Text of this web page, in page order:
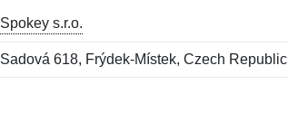
Spokey s.r.o.
Sadová 618, Frýdek-Místek, Czech Republic